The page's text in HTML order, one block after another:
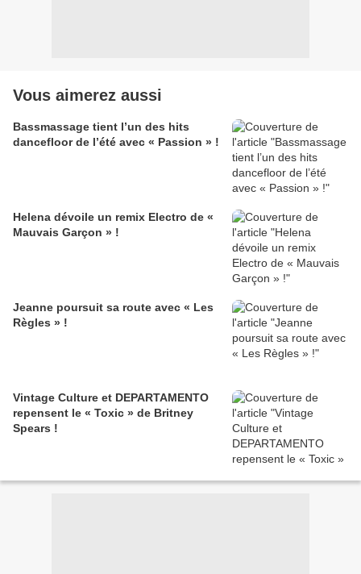
Vous aimerez aussi
Bassmassage tient l’un des hits
dancefloor de l’été avec « Passion » !
Helena dévoile un remix Electro de «
Mauvais Garçon » !
Jeanne poursuit sa route avec « Les
Règles » !
Vintage Culture et DEPARTAMENTO
repensent le « Toxic » de Britney
Spears !